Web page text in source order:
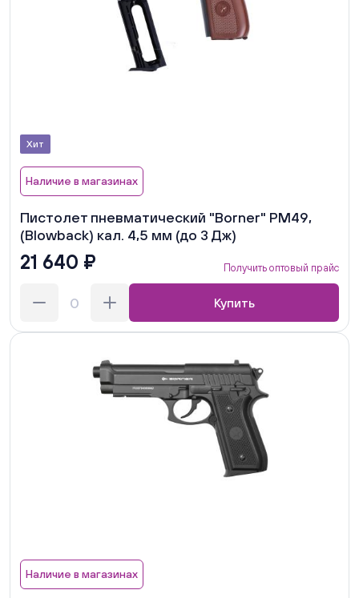
Хит
Наличие в магазинах
Пистолет пневматический "Borner" РМ49,
(Blowback) кал. 4,5 мм (до 3 Дж)
21 640 ₽ Получить оптовый прайс
Купить
Наличие в магазинах